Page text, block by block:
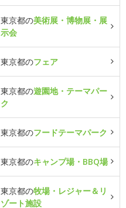
東京都の美術展・博物展・展
示会
東京都のフェア
東京都の遊園地・テーマパー
ク
東京都のフードテーマパーク
東京都のキャンプ場・BBQ場
東京都の牧場・レジャー＆リ
ゾート施設